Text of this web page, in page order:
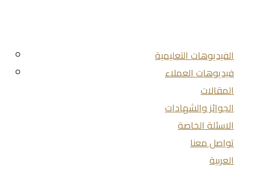
الفيديوهات التعليمية
فيديوهات العملاء
المقالات
الجوائز والشهادات
الاسئلة الخاصة
تواصل معنا
العربية